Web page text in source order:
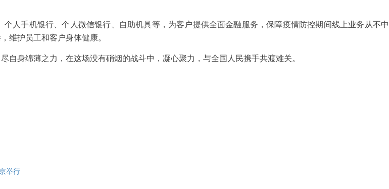
手机银行、个人微信银行、自助机具等，为客户提供全面金融服务，保障疫情防控期间线上业务从不中
维护员工和客户身体健康。
身绵薄之力，在这场没有硝烟的战斗中，凝心聚力，与全国人民携手共渡难关。
举行